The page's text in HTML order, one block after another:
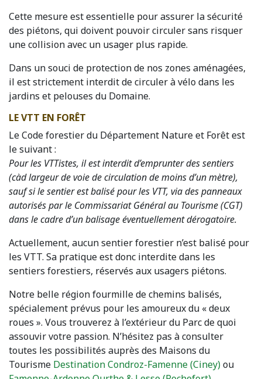
Cette mesure est essentielle pour assurer la sécurité
des piétons, qui doivent pouvoir circuler sans risquer
une collision avec un usager plus rapide.
Dans un souci de protection de nos zones aménagées,
il est strictement interdit de circuler à vélo dans les
jardins et pelouses du Domaine.
LE VTT EN FORÊT
Le Code forestier du Département Nature et Forêt est
le suivant :
Pour les VTTistes, il est interdit d’emprunter des sentiers
(càd largeur de voie de circulation de moins d’un mètre),
sauf si le sentier est balisé pour les VTT, via des panneaux
autorisés par le Commissariat Général au Tourisme (CGT)
dans le cadre d’un balisage éventuellement dérogatoire.
Actuellement, aucun sentier forestier n’est balisé pour
les VTT. Sa pratique est donc interdite dans les
sentiers forestiers, réservés aux usagers piétons.
Notre belle région fourmille de chemins balisés,
spécialement prévus pour les amoureux du « deux
roues ». Vous trouverez à l’extérieur du Parc de quoi
assouvir votre passion. N’hésitez pas à consulter
toutes les possibilités auprès des Maisons du
Tourisme Destination Condroz-Famenne (Ciney)ou